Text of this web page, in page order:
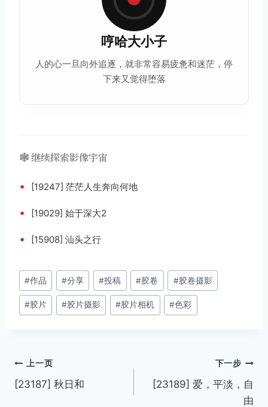
哼哈大小子
人的心一旦向外追逐，就非常容易疲惫和迷茫，停
下来又觉得堕落
🕸️ 继续探索影像宇宙
• [19247] 茫茫人生奔向何地
• [19029] 始于深大2
• [15908] 汕头之行
文
章
标
#作品 #分享 #投稿 #胶卷 #胶卷摄影
#胶片 #胶片摄影 #胶片相机 #色彩
文
章
上一页
[23187] 秋日和
下一步
[23189] 爱，平淡，自
由